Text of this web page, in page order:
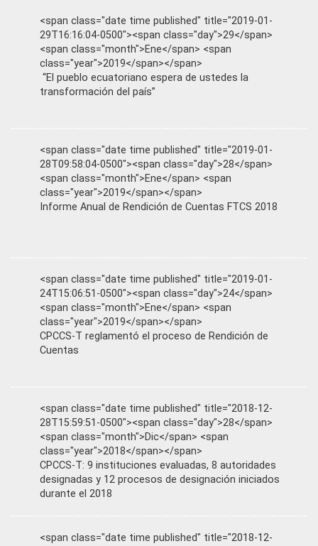
<span class="date time published" title="2019-01-
29T16:16:04-0500"><span class="day">29</span>
<span class="month">Ene</span> <span
class="year">2019</span></span>
“El pueblo ecuatoriano espera de ustedes la
transformación del país”
<span class="date time published" title="2019-01-
28T09:58:04-0500"><span class="day">28</span>
<span class="month">Ene</span> <span
class="year">2019</span></span>
Informe Anual de Rendición de Cuentas FTCS 2018
<span class="date time published" title="2019-01-
24T15:06:51-0500"><span class="day">24</span>
<span class="month">Ene</span> <span
class="year">2019</span></span>
CPCCS-T reglamentó el proceso de Rendición de
Cuentas
<span class="date time published" title="2018-12-
28T15:59:51-0500"><span class="day">28</span>
<span class="month">Dic</span> <span
class="year">2018</span></span>
CPCCS-T: 9 instituciones evaluadas, 8 autoridades
designadas y 12 procesos de designación iniciados
durante el 2018
<span class="date time published" title="2018-12-